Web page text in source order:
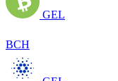
GEL
BCH